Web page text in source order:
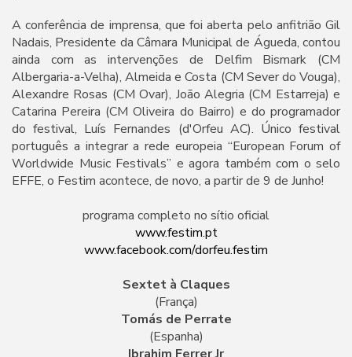
A conferência de imprensa, que foi aberta pelo anfitrião Gil
Nadais, Presidente da Câmara Municipal de Águeda, contou
ainda com as intervenções de Delfim Bismark (CM
Albergaria-a-Velha), Almeida e Costa (CM Sever do Vouga),
Alexandre Rosas (CM Ovar), João Alegria (CM Estarreja) e
Catarina Pereira (CM Oliveira do Bairro) e do programador
do festival, Luís Fernandes (d'Orfeu AC). Único festival
português a integrar a rede europeia “European Forum of
Worldwide Music Festivals” e agora também com o selo
EFFE, o Festim acontece, de novo, a partir de 9 de Junho!
programa completo no sítio oficial
www.festim.pt
www.facebook.com/dorfeu.festim
Sextet à Claques
(França)
Tomás de Perrate
(Espanha)